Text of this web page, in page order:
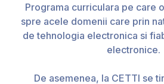
Programa curriculara pe care
spre acele domenii care prin
de tehnologia electronica si
electronice.
De asemenea, la CETTI se